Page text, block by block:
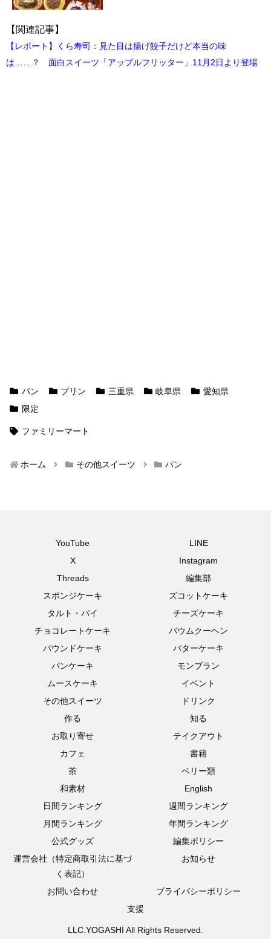
【関連記事】
【レポート】くら寿司：見た目は揚げ餃子だけど本当の味
は……？ 面白スイーツ「アップルフリッター」11月2日より登場
パン プリン 三重県 岐阜県
愛知県
限定
ファミリーマート
ホーム その他スイーツ パン
YouTube
LINE
X
Instagram
Threads
編集部
スポンジケーキ
ズコットケーキ
タルト・パイ
チーズケーキ
チョコレートケーキ
バウムクーヘン
パウンドケーキ
バターケーキ
パンケーキ
モンブラン
ムースケーキ
イベント
その他スイーツ
ドリンク
作る
知る
お取り寄せ
テイクアウト
カフェ
書籍
茶
ベリー類
和素材
English
日間ランキング
週間ランキング
月間ランキング
年間ランキング
公式グッズ
編集ポリシー
運営会社（特定商取引法に基づ
く表記）
お知らせ
お問い合わせ
プライバシーポリシー
支援
LLC.YOGASHI All Rights Reserved.